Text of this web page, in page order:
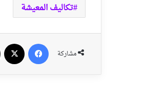
تكاليف المعيشة
مشاركة
فيسبوك